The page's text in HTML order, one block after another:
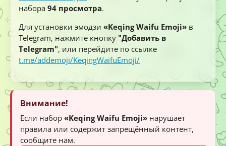
набора 94 просмотра.
Для установки эмодзи «Keqing Waifu Emoji» в
Telegram, нажмите кнопку "Добавить в
Telegram", или перейдите по ссылке
t.me/addemoji/KeqingWaifuEmoji/
Внимание!
Если набор «Keqing Waifu Emoji» нарушает
правила или содержит запрещённый контент,
сообщите нам.